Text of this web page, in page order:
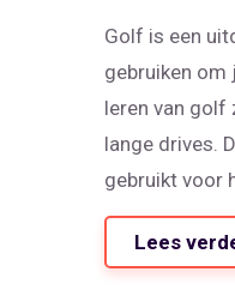
Golf is een
gebruiken om
leren van golf
lange drives.
gebruikt voor
Lees